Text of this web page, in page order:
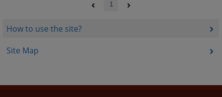
How to use the site?
Site Map
1